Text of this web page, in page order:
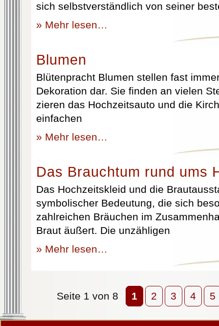
sich selbstverständlich von seiner
» Mehr lesen…
Blumen
Blütenpracht Blumen stellen fast
Dekoration dar. Sie finden an vielen
zieren das Hochzeitsauto und die
einfachen
» Mehr lesen…
Das Brauchtum rund ums
Das Hochzeitskleid und die
symbolischer Bedeutung, die sich
zahlreichen Bräuchen im
Braut äußert. Die unzähligen
» Mehr lesen…
Seite 1 von 8 1 2 3 4 5